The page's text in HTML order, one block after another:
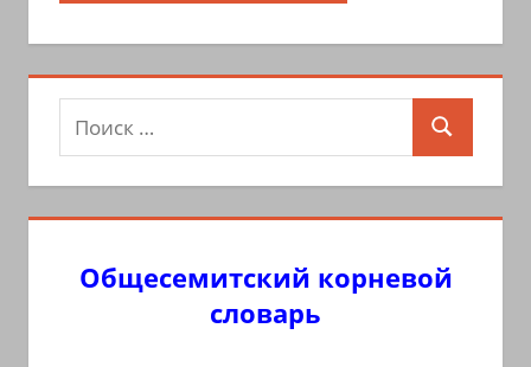
Поиск
для:
Поиск
Общесемитский корневой
словарь